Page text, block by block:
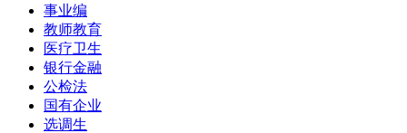
事业编
教师教育
医疗卫生
银行金融
公检法
国有企业
选调生